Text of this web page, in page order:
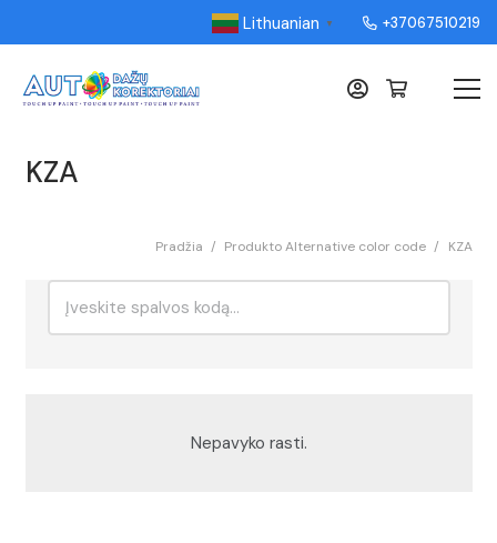
Lithuanian ▼ +37067510219
KZA
Pradžia / Produkto Alternative color code / KZA
Nepavyko rasti.